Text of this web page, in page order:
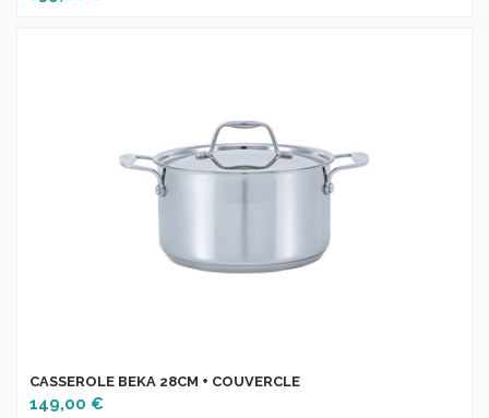
CASSEROLE BEKA 28CM + COUVERCLE
149,00 €